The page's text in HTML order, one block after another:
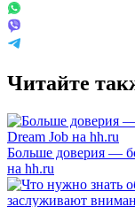
Читайте
Больше доверия —
на hh.ru